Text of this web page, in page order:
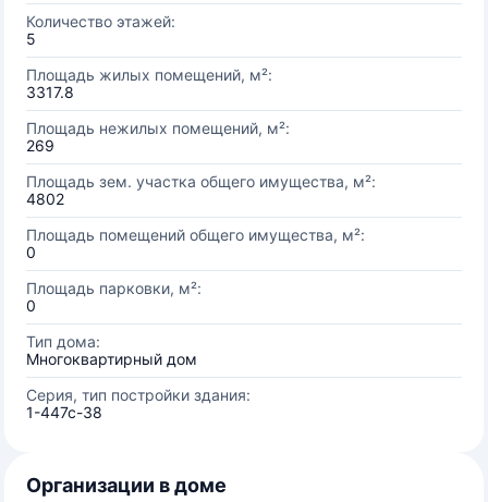
Количество этажей:
5
Площадь жилых помещений, м²:
3317.8
Площадь нежилых помещений, м²:
269
Площадь зем. участка общего имущества, м²:
4802
Площадь помещений общего имущества, м²:
0
Площадь парковки, м²:
0
Тип дома:
Многоквартирный дом
Серия, тип постройки здания:
1-447с-38
Организации в доме